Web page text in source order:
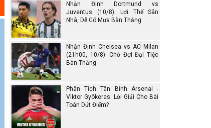
Nhận Định Dortmund vs
Juventus (10/8): Lợi Thế Sân
Nhà, Dễ Có Mưa Bàn Thắng
Nhận Định Chelsea vs AC Milan
(21h00, 10/8): Chờ Đợi Đại Tiệc
Bàn Thắng
Phân Tích Tân Binh Arsenal -
Viktor Gyökeres: Lời Giải Cho Bài
Toán Dứt Điểm?